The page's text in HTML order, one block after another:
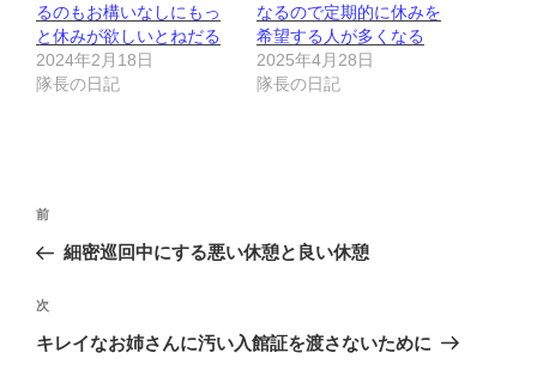
るのもお構いなしにもっ
と休みが欲しいとねだる
2024年2月18日
隊長の日記
なるので定期的に休みを
希望する人が多くなる
2025年4月28日
隊長の日記
投
ナ
ビ
ゲ
前
の
稿
前
細密巡回中にする悪い休憩と良い休憩
次
の
次
キレイなお姉さんに汚い入館証を渡さないために